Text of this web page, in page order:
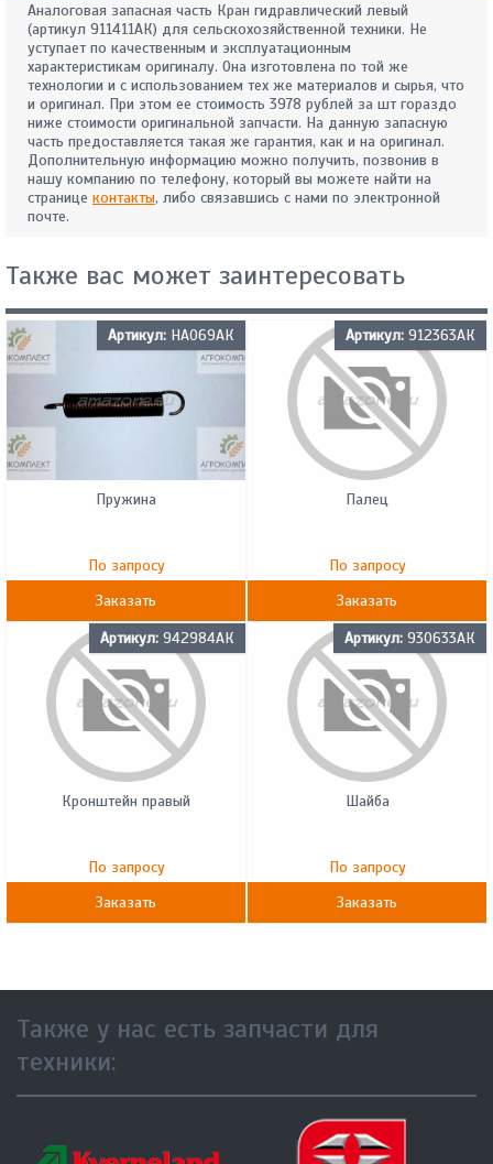
Аналоговая запасная часть Кран гидравлический левый
(артикул 911411АК) для сельскохозяйственной техники. Не
уступает по качественным и эксплуатационным
характеристикам оригиналу. Она изготовлена по той же
технологии и с использованием тех же материалов и сырья, что
и оригинал. При этом ее стоимость 3978 рублей за шт гораздо
ниже стоимости оригинальной запчасти. На данную запасную
часть предоставляется такая же гарантия, как и на оригинал.
Дополнительную информацию можно получить, позвонив в
нашу компанию по телефону, который вы можете найти на
странице контакты, либо связавшись с нами по электронной
почте.
Также вас может заинтересовать
Артикул: HA069АК
Пружина
По запросу
Заказать
Артикул: 912363АК
Палец
По запросу
Заказать
Артикул: 942984АК
Кронштейн правый
По запросу
Заказать
Артикул: 930633АК
Шайба
По запросу
Заказать
Также у нас есть запчасти для
техники: